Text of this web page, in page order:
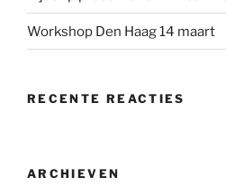
Workshop Den Haag 14 maart
RECENTE REACTIES
ARCHIEVEN